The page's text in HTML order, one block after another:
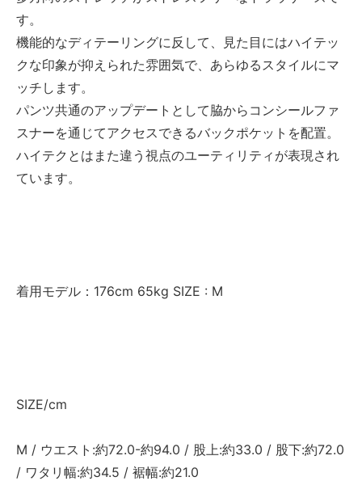
す。
機能的なディテーリングに反して、見た目にはハイテッ
クな印象が抑えられた雰囲気で、あらゆるスタイルにマ
ッチします。
パンツ共通のアップデートとして脇からコンシールファ
スナーを通じてアクセスできるバックポケットを配置。
ハイテクとはまた違う視点のユーティリティが表現され
ています。
着用モデル：176cm 65kg SIZE : M
SIZE/cm
M / ウエスト:約72.0-約94.0 / 股上:約33.0 / 股下:約72.0
/ ワタリ幅:約34.5 / 裾幅:約21.0